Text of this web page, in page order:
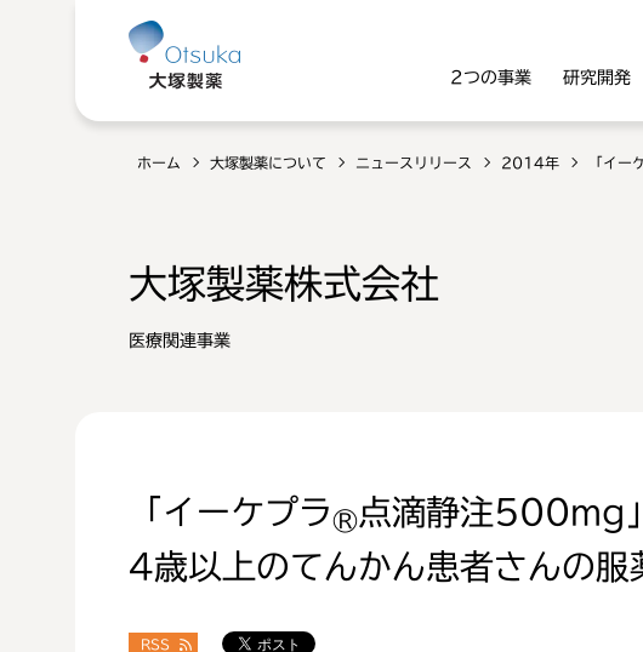
2つの事業 研究開発
ホーム 大塚製薬について ニュースリリース 2014年 「イー
大塚製薬株式会社
医療関連事業
「イーケプラ®点滴静注500mg
4歳以上のてんかん患者さんの服
RSS